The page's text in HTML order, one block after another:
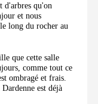
d'arbres qu'on
et nous
long du rocher au
que cette salle
comme tout ce
ombragé et frais.
est déjà